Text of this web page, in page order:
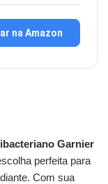
na Amazon
Garnier
perfeita para
Com sua